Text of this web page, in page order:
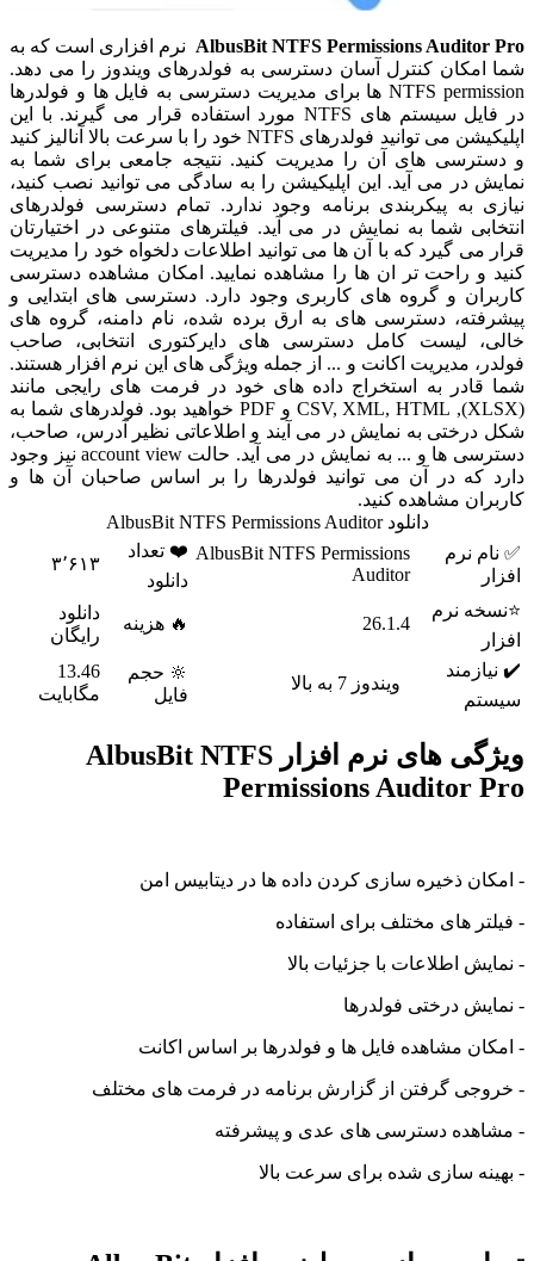
AlbusBit NTFS Permissions Auditor Pro نرم افزاری است که به
شما امکان کنترل آسان دسترسی به فولدرهای ویندوز را می دهد.
NTFS permission ها برای مدیریت دسترسی به فایل ها و فولدرها
در فایل سیستم های NTFS مورد استفاده قرار می گیرند. با این
اپلیکیشن می توانید فولدرهای NTFS خود را با سرعت بالا آنالیز کنید
و دسترسی های آن را مدیریت کنید. نتیجه جامعی برای شما به
نمایش در می آید. این اپلیکیشن را به سادگی می توانید نصب کنید،
نیازی به پیکربندی برنامه وجود ندارد. تمام دسترسی فولدرهای
انتخابی شما به نمایش در می آید. فیلترهای متنوعی در اختیارتان
قرار می گیرد که با آن ها می توانید اطلاعات دلخواه خود را مدیریت
کنید و راحت تر ان ها را مشاهده نمایید. امکان مشاهده دسترسی
کاربران و گروه های کاربری وجود دارد. دسترسی های ابتدایی و
پیشرفته، دسترسی های به ارق برده شده، نام دامنه، گروه های
خالی، لیست کامل دسترسی های دایرکتوری انتخابی، صاحب
فولدر، مدیریت اکانت و ... از جمله ویژگی های این نرم افزار هستند.
شما قادر به استخراج داده های خود در فرمت های رایجی مانند
(XLSX), CSV, XML, HTML و PDF خواهید بود. فولدرهای شما به
شکل درختی به نمایش در می آیند و اطلاعاتی نظیر آدرس، صاحب،
دسترسی ها و ... به نمایش در می آید. حالت account view نیز وجود
دارد که در آن می توانید فولدرها را بر اساس صاحبان آن ها و
کاربران مشاهده کنید.
دانلود AlbusBit NTFS Permissions Auditor
✅ نام نرم
افزار
AlbusBit NTFS Permissions
Auditor
❤️ تعداد
دانلود
۳٬۶۱۳
⭐نسخه نرم
افزار
26.1.4 🔥 هزینه
دانلود
رایگان
✔️ نیازمند
سیستم
ویندوز 7 به بالا
🔆 حجم
فایل
13.46
مگابایت
ویژگی های نرم افزار AlbusBit NTFS
Permissions Auditor Pro
- امکان ذخیره سازی کردن داده ها در دیتابیس امن
- فیلتر های مختلف برای استفاده
- نمایش اطلاعات با جزئیات بالا
- نمایش درختی فولدرها
- امکان مشاهده فایل ها و فولدرها بر اساس اکانت
- خروجی گرفتن از گزارش برنامه در فرمت های مختلف
- مشاهده دسترسی های عدی و پیشرفته
- بهینه سازی شده برای سرعت بالا